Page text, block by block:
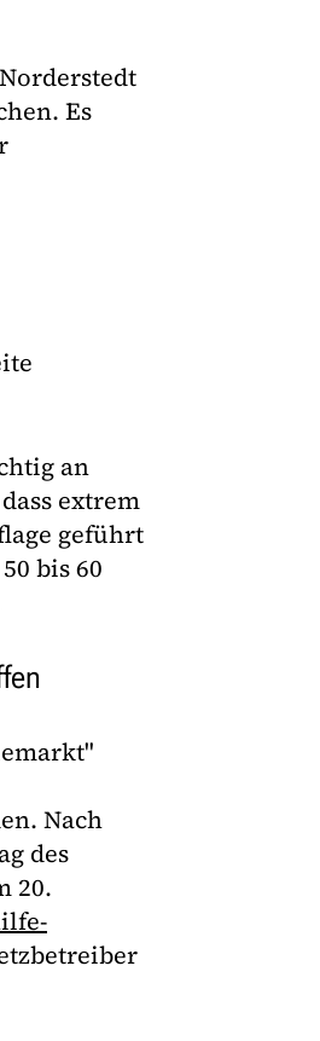
Es
an
extrem
geführt
bis 60
Nach
des
20.